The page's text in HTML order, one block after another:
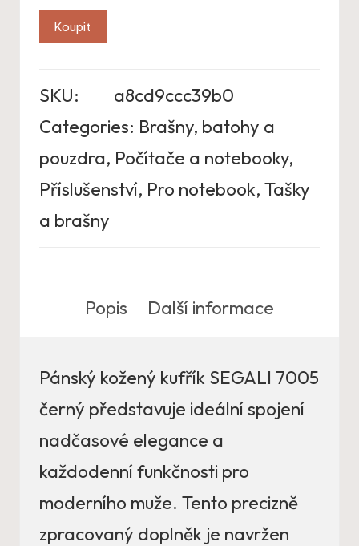
Koupit
SKU:
a8cd9ccc39b0
Categories: Brašny, batohy a
pouzdra, Počítače a notebooky,
Příslušenství, Pro notebook, Tašky
a brašny
Popis Další informace
Pánský kožený kufřík SEGALI 7005
černý představuje ideální spojení
nadčasové elegance a
každodenní funkčnosti pro
moderního muže. Tento precizně
zpracovaný doplněk je navržen